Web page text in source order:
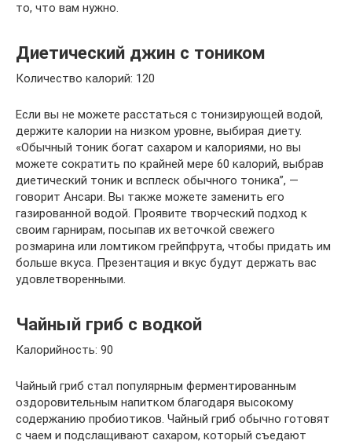
то, что вам нужно.
Диетический джин с тоником
Количество калорий: 120
Если вы не можете расстаться с тонизирующей водой,
держите калории на низком уровне, выбирая диету.
«Обычный тоник богат сахаром и калориями, но вы
можете сократить по крайней мере 60 калорий, выбрав
диетический тоник и всплеск обычного тоника”, —
говорит Ансари. Вы также можете заменить его
газированной водой. Проявите творческий подход к
своим гарнирам, посыпав их веточкой свежего
розмарина или ломтиком грейпфрута, чтобы придать им
больше вкуса. Презентация и вкус будут держать вас
удовлетворенными.
Чайный гриб с водкой
Калорийность: 90
Чайный гриб стал популярным ферментированным
оздоровительным напитком благодаря высокому
содержанию пробиотиков. Чайный гриб обычно готовят
с чаем и подслащивают сахаром, который съедают